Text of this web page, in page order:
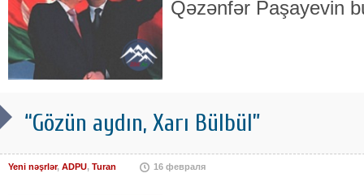
Qəzənfər Paşayevin
“Gözün aydın, Xarı Bülbül”
Yeni nəşrlər, ADPU, Turan 16 февраля